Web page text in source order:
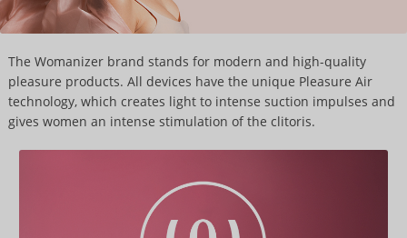
The Womanizer brand stands for modern and high-quality
pleasure products. All devices have the unique Pleasure Air
technology, which creates light to intense suction impulses and
gives women an intense stimulation of the clitoris.